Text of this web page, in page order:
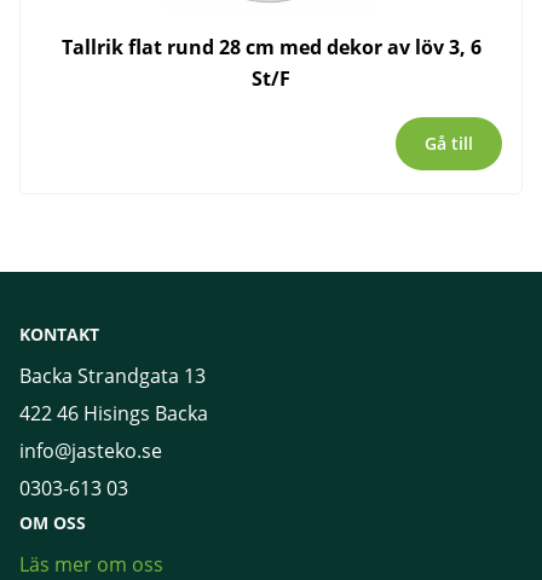
Tallrik flat rund 28 cm med dekor av löv 3, 6
St/F
Gå till
KONTAKT
Backa Strandgata 13
422 46 Hisings Backa
info@jasteko.se
0303-613 03
OM OSS
Läs mer om oss